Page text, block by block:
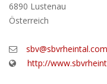
6890 Lustenau
Österreich
sbv@sbvrheintal.com
http://